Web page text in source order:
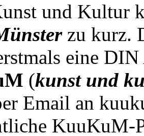
und Kultur
zu kurz.
eine
(kunst und
Email an
KuuKuM-